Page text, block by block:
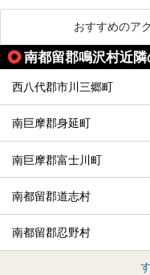
おすすめのア
南都留郡鳴沢村近
西八代郡市川三郷町
南巨摩郡身延町
南巨摩郡富士川町
南都留郡道志村
南都留郡忍野村